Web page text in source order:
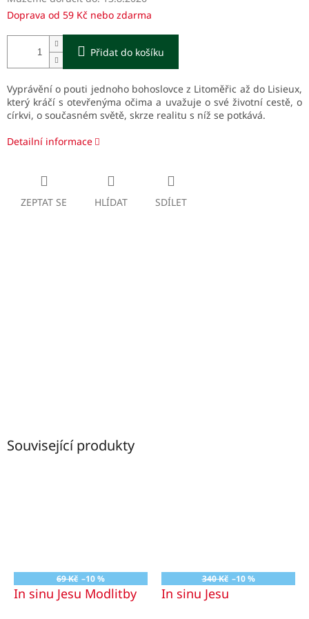
Doprava od 59 Kč nebo zdarma
Přidat do košíku
Vyprávění o pouti jednoho bohoslovce z Litoměřic až do Lisieux,
který kráčí s otevřenýma očima a uvažuje o své životní cestě, o
církvi, o současném světě, skrze realitu s níž se potkává.
Detailní informace
ZEPTAT SE HLÍDAT SDÍLET
Související produkty
69 Kč –10 %
In sinu Jesu Modlitby
340 Kč –10 %
In sinu Jesu